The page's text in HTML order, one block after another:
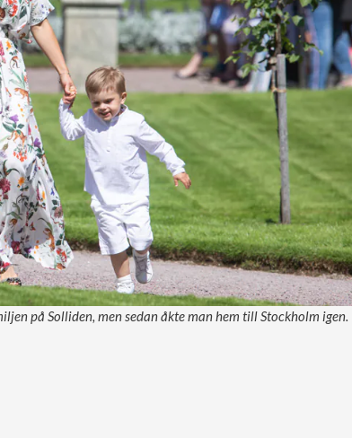
på Solliden, men sedan åkte man hem till Stockholm igen.